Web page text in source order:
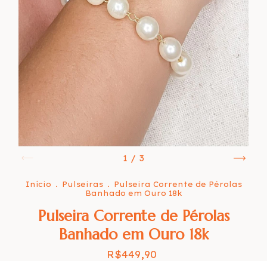
1 / 3
Início . Pulseiras . Pulseira Corrente de Pérolas
Banhado em Ouro 18k
Pulseira Corrente de Pérolas
Banhado em Ouro 18k
R$449,90